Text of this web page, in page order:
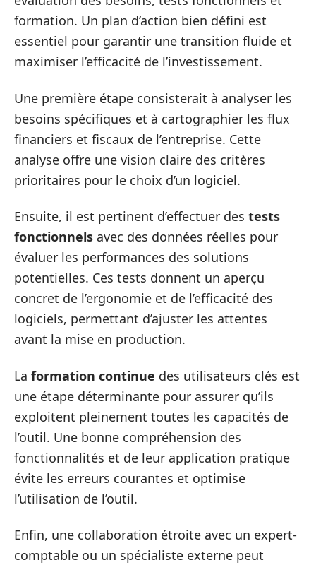
formation. Un plan d’action bien défini est
essentiel pour garantir une transition fluide et
maximiser l’efficacité de l’investissement.
Une première étape consisterait à analyser les
besoins spécifiques et à cartographier les flux
financiers et fiscaux de l’entreprise. Cette
analyse offre une vision claire des critères
prioritaires pour le choix d’un logiciel.
Ensuite, il est pertinent d’effectuer des tests
fonctionnels avec des données réelles pour
évaluer les performances des solutions
potentielles. Ces tests donnent un aperçu
concret de l’ergonomie et de l’efficacité des
logiciels, permettant d’ajuster les attentes
avant la mise en production.
La formation continue des utilisateurs clés est
une étape déterminante pour assurer qu’ils
exploitent pleinement toutes les capacités de
l’outil. Une bonne compréhension des
fonctionnalités et de leur application pratique
évite les erreurs courantes et optimise
l’utilisation de l’outil.
Enfin, une collaboration étroite avec un expert-
comptable ou un spécialiste externe peut